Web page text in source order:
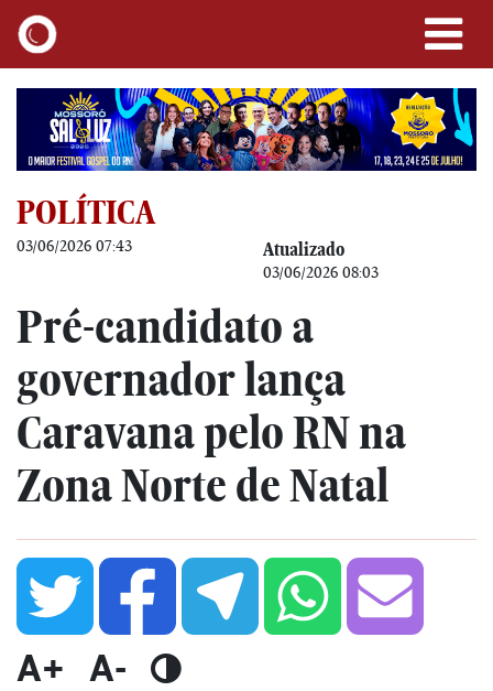
POLÍTICA
03/06/2026 07:43 Atualizado
03/06/2026 08:03
Pré-candidato a
governador lança
Caravana pelo RN na
Zona Norte de Natal
A+ A-